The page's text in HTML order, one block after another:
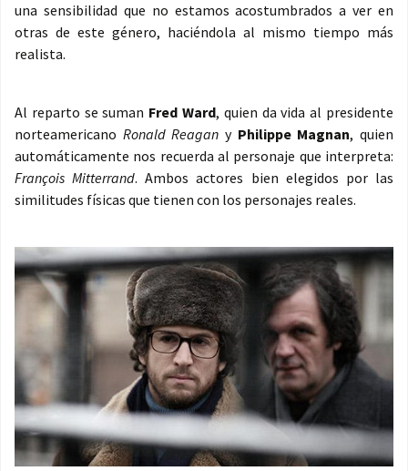
una sensibilidad que no estamos acostumbrados a ver en
otras de este género, haciéndola al mismo tiempo más
realista.
Al reparto se suman Fred Ward, quien da vida al presidente
norteamericano Ronald Reagan y Philippe Magnan, quien
automáticamente nos recuerda al personaje que interpreta:
François Mitterrand. Ambos actores bien elegidos por las
similitudes físicas que tienen con los personajes reales.